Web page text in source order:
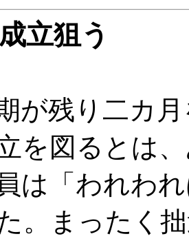
立狙う
が残り二カ
を図るとは
は「われわ
。まったく